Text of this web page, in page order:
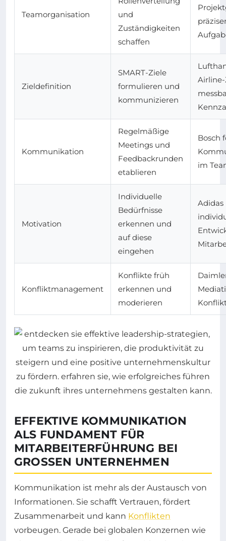
Teamorganisation
und
Zuständigkeiten
schaffen
Zieldefinition
SMART-Ziele
formulieren und
kommunizieren
Kommunikation
Regelmäßige
Meetings und
Feedbackrunden
etablieren
Bosch
im
Motivation
Individuelle
Bedürfnisse
erkennen und
auf diese
eingehen
Konfliktmanagement
Konflikte früh
erkennen und
moderieren
EFFEKTIVE KOMMUNIKATION
ALS FUNDAMENT FÜR
MITARBEITERFÜHRUNG BEI
GROSSEN UNTERNEHMEN
Kommunikation ist mehr als der Austausch von
Informationen. Sie schafft Vertrauen, fördert
Zusammenarbeit und kann Konflikten
vorbeugen. Gerade bei globalen Konzernen wie